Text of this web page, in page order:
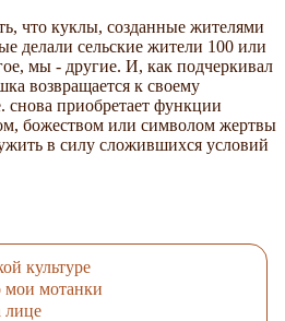
что куклы, созданные жителями
делали сельские жители 100 или
мы - другие. И, как подчеркивал
возвращается к своему
снова приобретает функции
божеством или символом жертвы
в силу сложившихся условий
культуре
мои мотанки
лице